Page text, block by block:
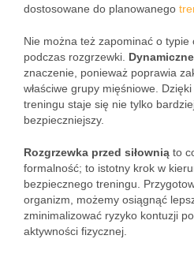
dostosowane do planowanego
Nie można też zapominać o typie
podczas rozgrzewki.
znaczenie, ponieważ poprawia
właściwe grupy mięśniowe.
treningu staje się nie tylko
bezpieczniejszy.
Rozgrzewka przed siłownią to
formalność; to istotny krok w
bezpiecznego treningu.
organizm, możemy osiągnąć
zminimalizować ryzyko kontuzji
aktywności fizycznej.